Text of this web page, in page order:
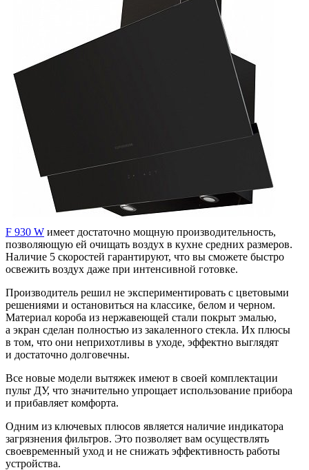
F 930 W имеет достаточно мощную производительность,
позволяющую ей очищать воздух в кухне средних размеров.
Наличие 5 скоростей гарантируют, что вы сможете быстро
освежить воздух даже при интенсивной готовке.
Производитель решил не экспериментировать с цветовыми
решениями и остановиться на классике, белом и черном.
Материал короба из нержавеющей стали покрыт эмалью,
а экран сделан полностью из закаленного стекла. Их плюсы
в том, что они неприхотливы в уходе, эффектно выглядят
и достаточно долговечны.
Все новые модели вытяжек имеют в своей комплектации
пульт ДУ, что значительно упрощает использование прибора
и прибавляет комфорта.
Одним из ключевых плюсов является наличие индикатора
загрязнения фильтров. Это позволяет вам осуществлять
своевременный уход и не снижать эффективность работы
устройства.